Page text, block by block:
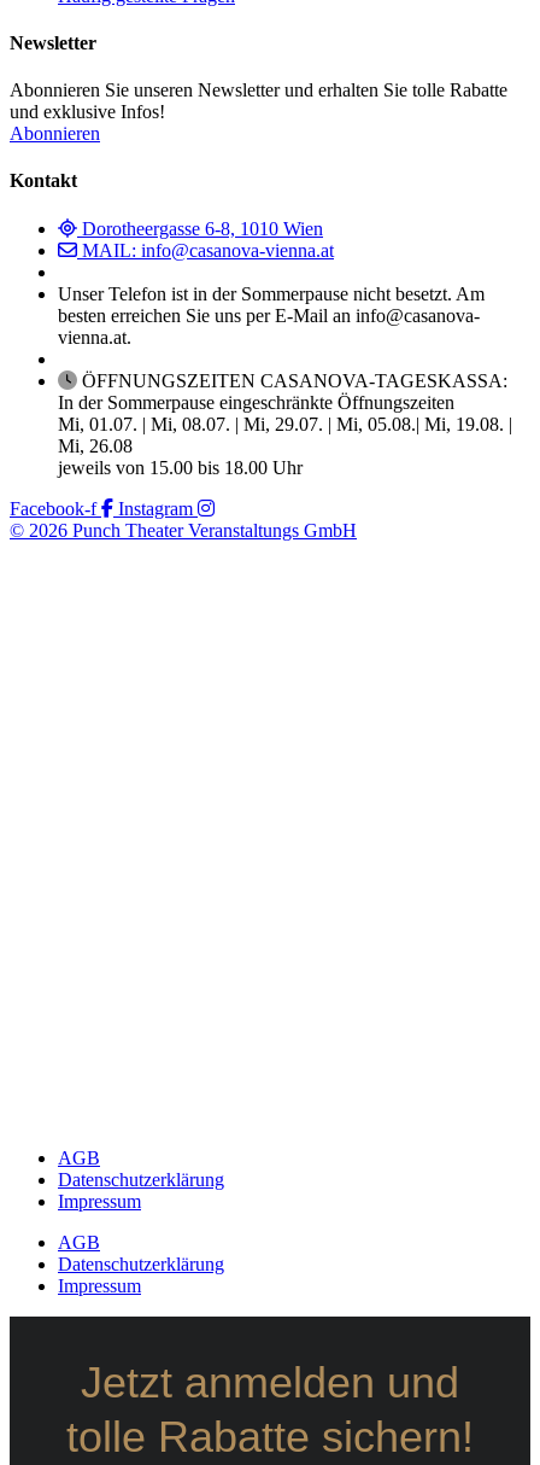
Newsletter
Abonnieren Sie unseren Newsletter und erhalten Sie tolle Rabatte
und exklusive Infos!
Abonnieren
Kontakt
Dorotheergasse 6-8, 1010 Wien
MAIL: info@casanova-vienna.at
Unser Telefon ist in der Sommerpause nicht besetzt. Am
besten erreichen Sie uns per E-Mail an info@casanova-
vienna.at.
ÖFFNUNGSZEITEN CASANOVA-TAGESKASSA:
In der Sommerpause eingeschränkte Öffnungszeiten
Mi, 01.07. | Mi, 08.07. | Mi, 29.07. | Mi, 05.08.| Mi, 19.08. |
Mi, 26.08
jeweils von 15.00 bis 18.00 Uhr
Facebook-f
Instagram
© 2026 Punch Theater Veranstaltungs GmbH
AGB
Datenschutzerklärung
Impressum
AGB
Datenschutzerklärung
Impressum
Jetzt anmelden und
tolle Rabatte sichern!